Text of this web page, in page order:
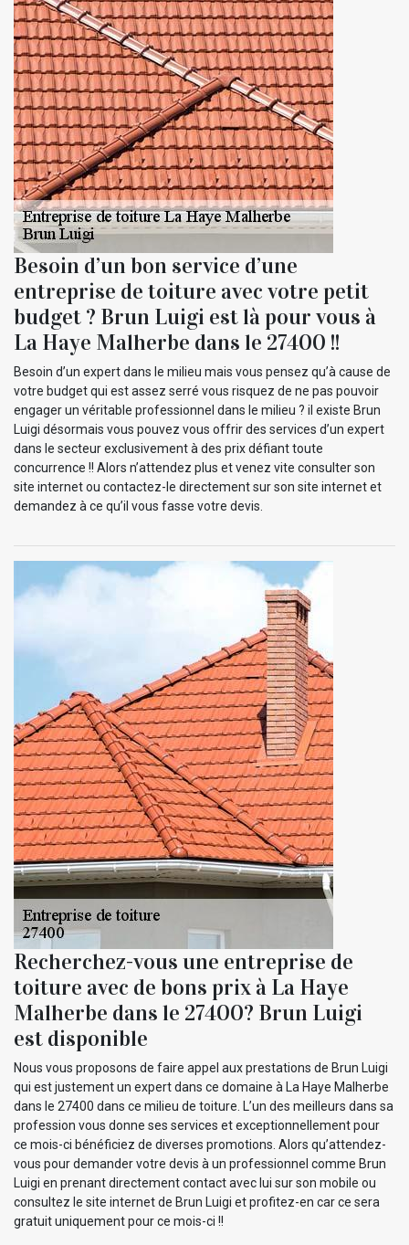
Besoin d’un bon service d’une
entreprise de toiture avec votre petit
budget ? Brun Luigi est là pour vous à
La Haye Malherbe dans le 27400 !!
Besoin d’un expert dans le milieu mais vous pensez qu’à cause de
votre budget qui est assez serré vous risquez de ne pas pouvoir
engager un véritable professionnel dans le milieu ? il existe Brun
Luigi désormais vous pouvez vous offrir des services d’un expert
dans le secteur exclusivement à des prix défiant toute
concurrence !! Alors n’attendez plus et venez vite consulter son
site internet ou contactez-le directement sur son site internet et
demandez à ce qu’il vous fasse votre devis.
Recherchez-vous une entreprise de
toiture avec de bons prix à La Haye
Malherbe dans le 27400? Brun Luigi
est disponible
Nous vous proposons de faire appel aux prestations de Brun Luigi
qui est justement un expert dans ce domaine à La Haye Malherbe
dans le 27400 dans ce milieu de toiture. L’un des meilleurs dans sa
profession vous donne ses services et exceptionnellement pour
ce mois-ci bénéficiez de diverses promotions. Alors qu’attendez-
vous pour demander votre devis à un professionnel comme Brun
Luigi en prenant directement contact avec lui sur son mobile ou
consultez le site internet de Brun Luigi et profitez-en car ce sera
gratuit uniquement pour ce mois-ci !!